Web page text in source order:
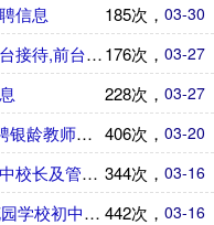
03-30
185次，
信息
03-27
176次，
,前台实习生
03-27
228次，
03-20
406次，
休教师的公告
03-16
344次，
理团队的公告
03-16
442次，
教师招聘公告